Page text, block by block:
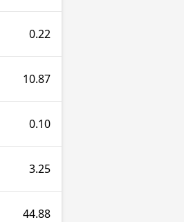
0.22
10.87
0.10
3.25
44.88